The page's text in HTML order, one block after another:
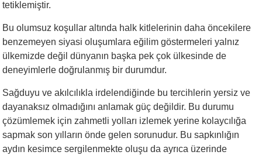
tetiklemiştir.
Bu olumsuz koşullar altında halk kitlelerinin daha öncekilere
benzemeyen siyasi oluşumlara eğilim göstermeleri yalnız
ülkemizde değil dünyanın başka pek çok ülkesinde de
deneyimlerle doğrulanmış bir durumdur.
Sağduyu ve akılcılıkla irdelendiğinde bu tercihlerin yersiz ve
dayanaksız olmadığını anlamak güç değildir. Bu durumu
çözümlemek için zahmetli yolları izlemek yerine kolaycılığa
sapmak son yılların önde gelen sorunudur. Bu sapkınlığın
aydın kesimce sergilenmekte oluşu da ayrıca üzerinde